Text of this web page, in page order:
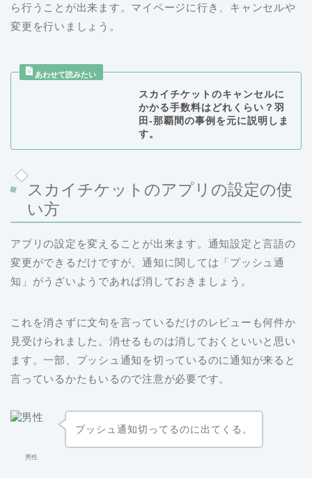
ら行うことが出来ます。マイページに行き、キャンセルや
変更を行いましょう。
スカイチケットのキャンセルに
かかる手数料はどれくらい？羽
田-那覇間の事例を元に説明しま
す。
スカイチケットのアプリの設定の使
い方
アプリの設定を変えることが出来ます。通知設定と言語の
変更ができるだけですが、通知に関しては「プッシュ通
知」がうざいようであれば消しておきましょう。
これを消さずに文句を言っているだけのレビューも何件か
見受けられました。消せるものは消しておくといいと思い
ます。一部、プッシュ通知を切っているのに通知が来ると
言っているかたもいるので注意が必要です。
男性
プッシュ通知切ってるのに出てくる。